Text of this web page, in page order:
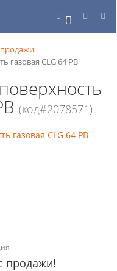
0
газовая CLG 64 PB
(код#2078571)
продажи!